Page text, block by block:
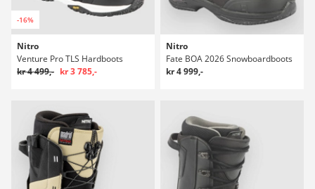
-16%
Nitro
Venture Pro TLS Hardboots
kr 4 499,- kr 3 785,-
Nitro
Fate BOA 2026 Snowboardboots
kr 4 999,-